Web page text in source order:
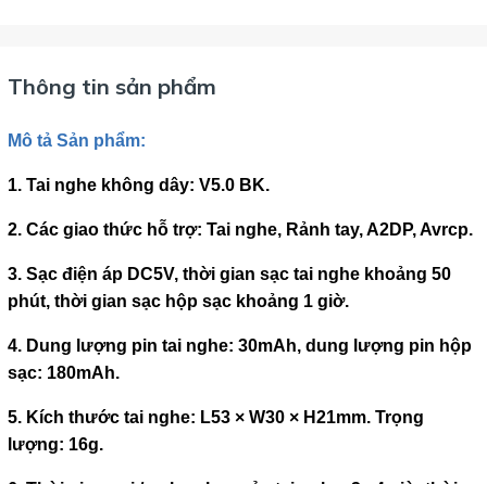
Thông tin sản phẩm
Mô tả Sản phẩm:
1. Tai nghe không dây: V5.0 BK.
2. Các giao thức hỗ trợ: Tai nghe, Rảnh tay, A2DP, Avrcp.
3. Sạc điện áp DC5V, thời gian sạc tai nghe khoảng 50
phút, thời gian sạc hộp sạc khoảng 1 giờ.
4. Dung lượng pin tai nghe: 30mAh, dung lượng pin hộp
sạc: 180mAh.
5. Kích thước tai nghe: L53 × W30 × H21mm. Trọng
lượng: 16g.